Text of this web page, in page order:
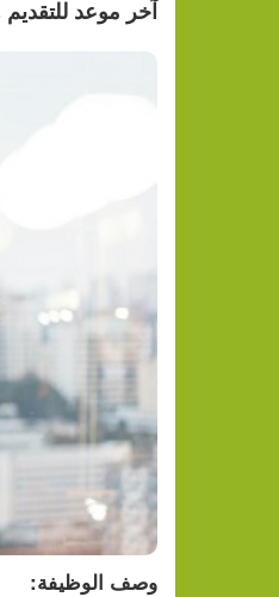
آخر موعد للتقديم هو
وصف الوظيفة: